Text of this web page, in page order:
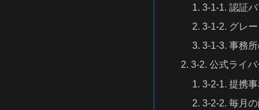
3-1-1. 認証
3-1-2. グレ
3-1-3. 事務
3-2. 公式ライ
3-2-1. 提携
3-2-2. 毎月